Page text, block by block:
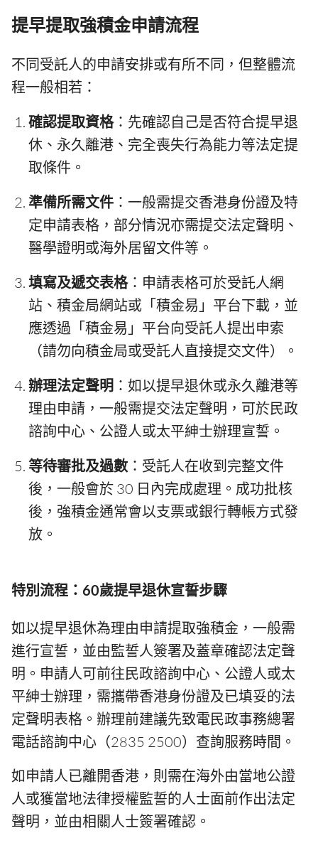
提早提取強積金申請流程
不同受託人的申請安排或有所不同，但整體流
程一般相若：
確認提取資格：先確認自己是否符合提早退
休、永久離港、完全喪失行為能力等法定提
取條件。
準備所需文件 ：一般需提交香港身份證及特
定申請表格，部分情況亦需提交法定聲明、
醫學證明或海外居留文件等。
填寫及遞交表格：申請表格可於受託人網
站、積金局網站或「積金易」平台下載，並
應透過「積金易」平台向受託人提出申索
（請勿向積金局或受託人直接提交文件）。
辦理法定聲明 ：如以提早退休或永久離港等
理由申請，一般需提交法定聲明，可於民政
諮詢中心、公證人或太平紳士辦理宣誓。
等待審批及過數：受託人在收到完整文件
後，一般會於 30 日內完成處理。成功批核
後，強積金通常會以支票或銀行轉帳方式發
放。
特別流程：60歲提早退休宣誓步驟
如以提早退休為理由申請提取強積金，一般需
進行宣誓，並由監誓人簽署及蓋章確認法定聲
明。申請人可前往民政諮詢中心、公證人或太
平紳士辦理，需攜帶香港身份證及已填妥的法
定聲明表格。辦理前建議先致電民政事務總署
電話諮詢中心（2835 2500）查詢服務時間。
如申請人已離開香港，則需在海外由當地公證
人或獲當地法律授權監誓的人士面前作出法定
聲明，並由相關人士簽署確認。